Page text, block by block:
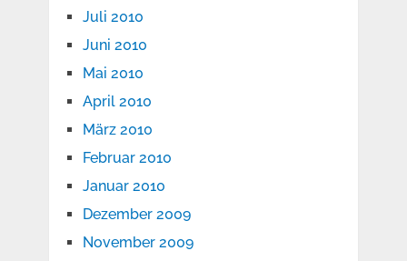
Juli 2010
Juni 2010
Mai 2010
April 2010
März 2010
Februar 2010
Januar 2010
Dezember 2009
November 2009